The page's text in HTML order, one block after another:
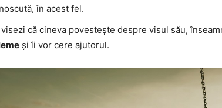
în acest fel.
visezi că cineva povestește despre visul său,
și îi vor cere ajutorul.